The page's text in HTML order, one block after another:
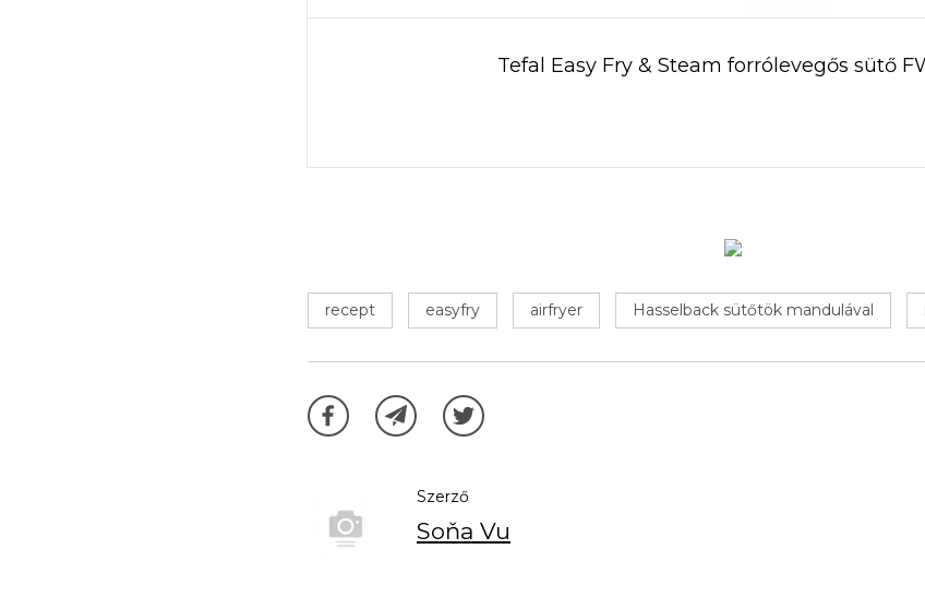
Tefal Easy Fry & Steam forrólevegős sütő
recept easyfry airfryer Hasselback sütőtök mandulával
Szerző
Soňa Vu